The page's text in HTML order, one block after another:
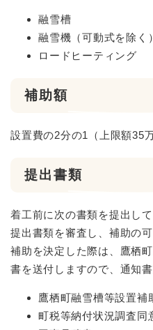
融雪槽
融雪機（可動式を除く）
ロードヒーティング
補助額
設置費の2分の1（上限額35万
提出書類
着工前に次の書類を提出して
提出書類を審査し、補助の可
補助を決定した際は、鷹栖
書を送付しますので、通知
鷹栖町融雪槽等設置補
町税等納付状況調査同